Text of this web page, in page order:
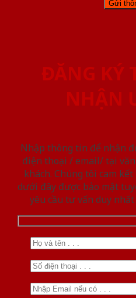
ĐĂNG KÝ
NHẬN
Nhập thông tin để nhận
điện thoại / email/ tại
khách. Chúng tôi cam
dưới đây được bảo mật
yêu cầu tư vấn duy